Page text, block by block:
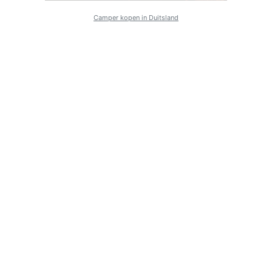
Camper kopen in Duitsland